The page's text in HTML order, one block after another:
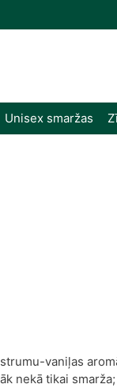
Unisex smaržas
vaniļas
nekā tikai